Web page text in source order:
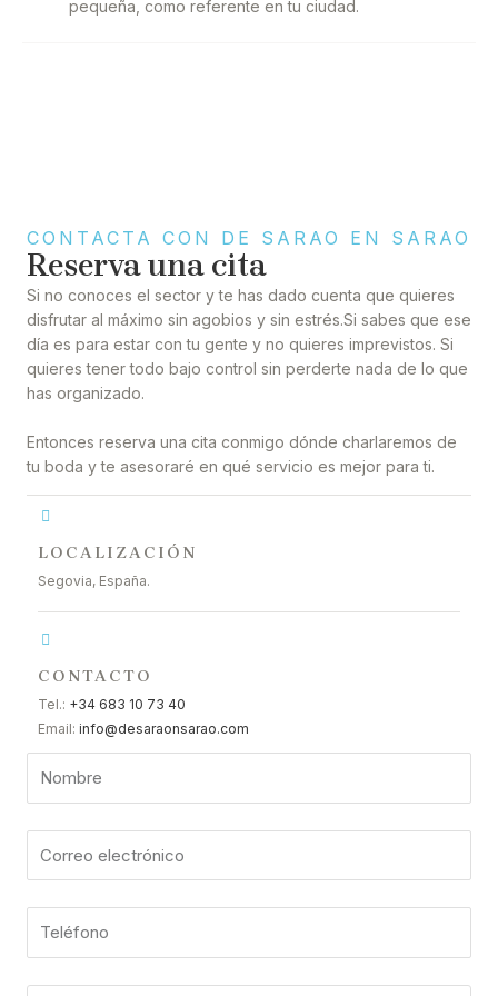
pequeña, como referente en tu ciudad.
CONTACTA CON DE SARAO EN SARAO
Reserva una cita
Si no conoces el sector y te has dado cuenta que quieres
disfrutar al máximo sin agobios y sin estrés.Si sabes que ese
día es para estar con tu gente y no quieres imprevistos. Si
quieres tener todo bajo control sin perderte nada de lo que
has organizado.
Entonces reserva una cita conmigo dónde charlaremos de
tu boda y te asesoraré en qué servicio es mejor para ti.
LOCALIZACIÓN
Segovia, España.
CONTACTO
Tel.: +34 683 10 73 40
Email: info@desaraonsarao.com